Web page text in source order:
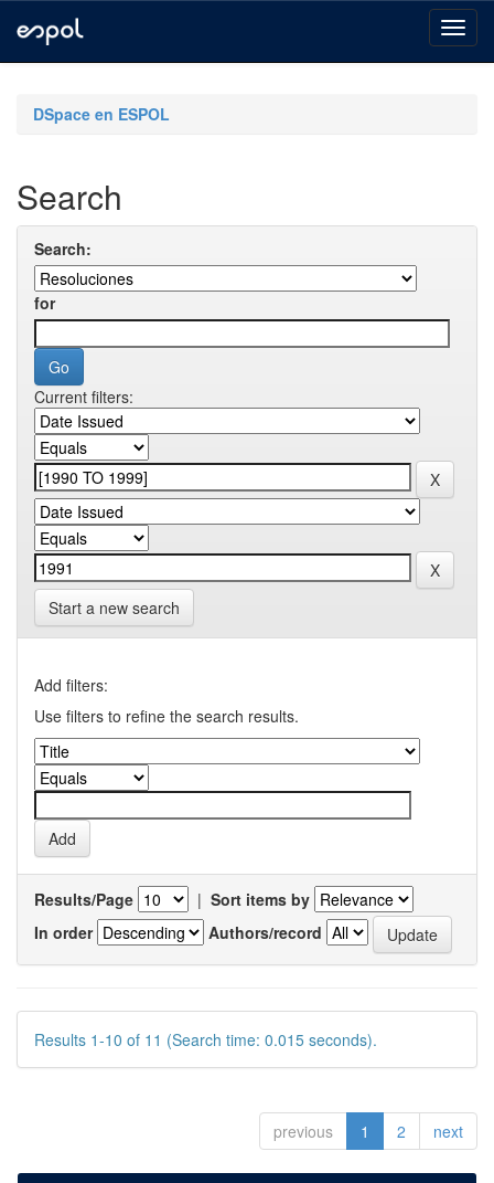
navigationDSpace en ESPOL
Search
Search:
for
Current filters:
Start a new search
Add filters:
Use filters to refine the search results.
Results/Page | Sort items by
In order
Authors/record
Results 1-10 of 11 (Search time: 0.015 seconds).
previous 1 2 next